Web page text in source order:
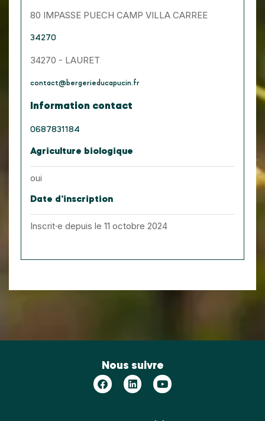
80 IMPASSE PUECH CAMP VILLA CARREE
34270
34270 - LAURET
contact@bergerieducapucin.fr
Information contact
0687831184
Agriculture biologique
oui
Date d’inscription
Inscrit·e depuis le 11 octobre 2024
Nous suivre